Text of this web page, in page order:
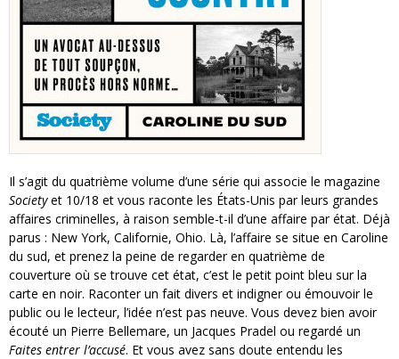
Il s’agit du quatrième volume d’une série qui associe le magazine
Societyet 10/18 et vous raconte les États-Unis par leurs grandes
affaires criminelles, à raison semble-t-il d’une affaire par état. Déjà
parus : New York, Californie, Ohio. Là, l’affaire se situe en Caroline
du sud, et prenez la peine de regarder en quatrième de
couverture où se trouve cet état, c’est le petit point bleu sur la
carte en noir. Raconter un fait divers et indigner ou émouvoir le
public ou le lecteur, l’idée n’est pas neuve. Vous devez bien avoir
écouté un Pierre Bellemare, un Jacques Pradel ou regardé un
Faites entrer l’accusé. Et vous avez sans doute entendu les